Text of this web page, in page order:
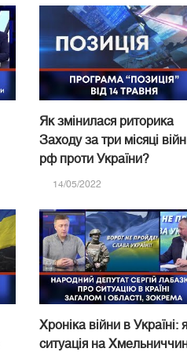
Як змінилася риторика
Заходу за три місяці
рф проти України?
14/05/2022
Хроніка війни в Україні:
ситуація на